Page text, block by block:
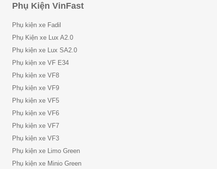
Phụ Kiện VinFast
Phụ kiện xe Fadil
Phụ Kiện xe Lux A2.0
Phụ kiện xe Lux SA2.0
Phụ kiện xe VF E34
Phụ kiện xe VF8
Phụ kiện xe VF9
Phụ kiện xe VF5
Phụ kiện xe VF6
Phụ kiện xe VF7
Phụ kiện xe VF3
Phụ kiện xe Limo Green
Phụ kiện xe Minio Green